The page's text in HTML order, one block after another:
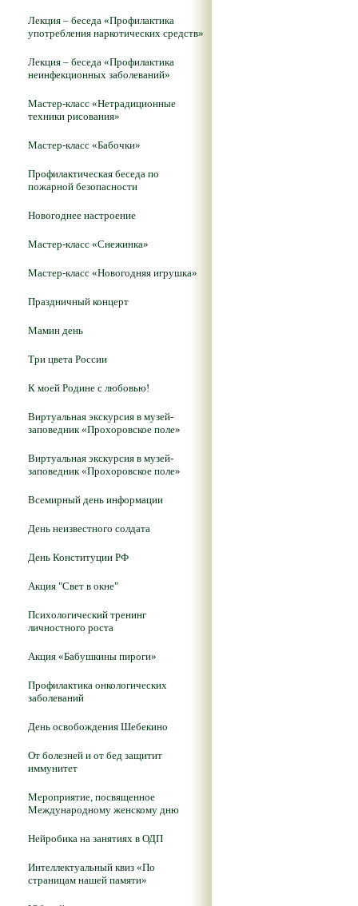
Лекция – беседа «Профилактика
употребления наркотических средств»
Лекция – беседа «Профилактика
неинфекционных заболеваний»
Мастер-класс «Нетрадиционные
техники рисования»
Мастер-класс «Бабочки»
Профилактическая беседа по
пожарной безопасности
Новогоднее настроение
Мастер-класс «Снежинка»
Мастер-класс «Новогодняя игрушка»
Праздничный концерт
Мамин день
Три цвета России
К моей Родине с любовью!
Виртуальная экскурсия в музей-
заповедник «Прохоровское поле»
Виртуальная экскурсия в музей-
заповедник «Прохоровское поле»
Всемирный день информации
День неизвестного солдата
День Конституции РФ
Акция "Свет в окне"
Психологический тренинг
личностного роста
Акция «Бабушкины пироги»
Профилактика онкологических
заболеваний
День освобождения Шебекино
От болезней и от бед защитит
иммунитет
Мероприятие, посвященное
Международному женскому дню
Нейробика на занятиях в ОДП
Интеллектуальный квиз «По
страницам нашей памяти»